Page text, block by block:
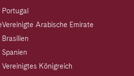
Portugal
Vereinigte Arabische Emirate
Brasilien
Spanien
Vereinigtes Königreich